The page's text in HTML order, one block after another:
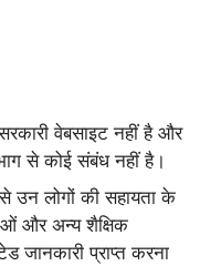
वेबसाइट नहीं है और
से कोई संबंध नहीं है।
उन लोगों की सहायता के
और अन्य शैक्षिक
जानकारी प्राप्त करना